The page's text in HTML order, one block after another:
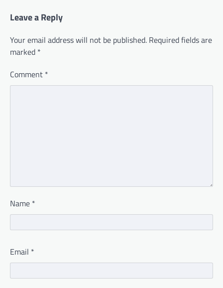
Leave a Reply
Your email address will not be published. Required fields are
marked *
Comment *
Name *
Email *